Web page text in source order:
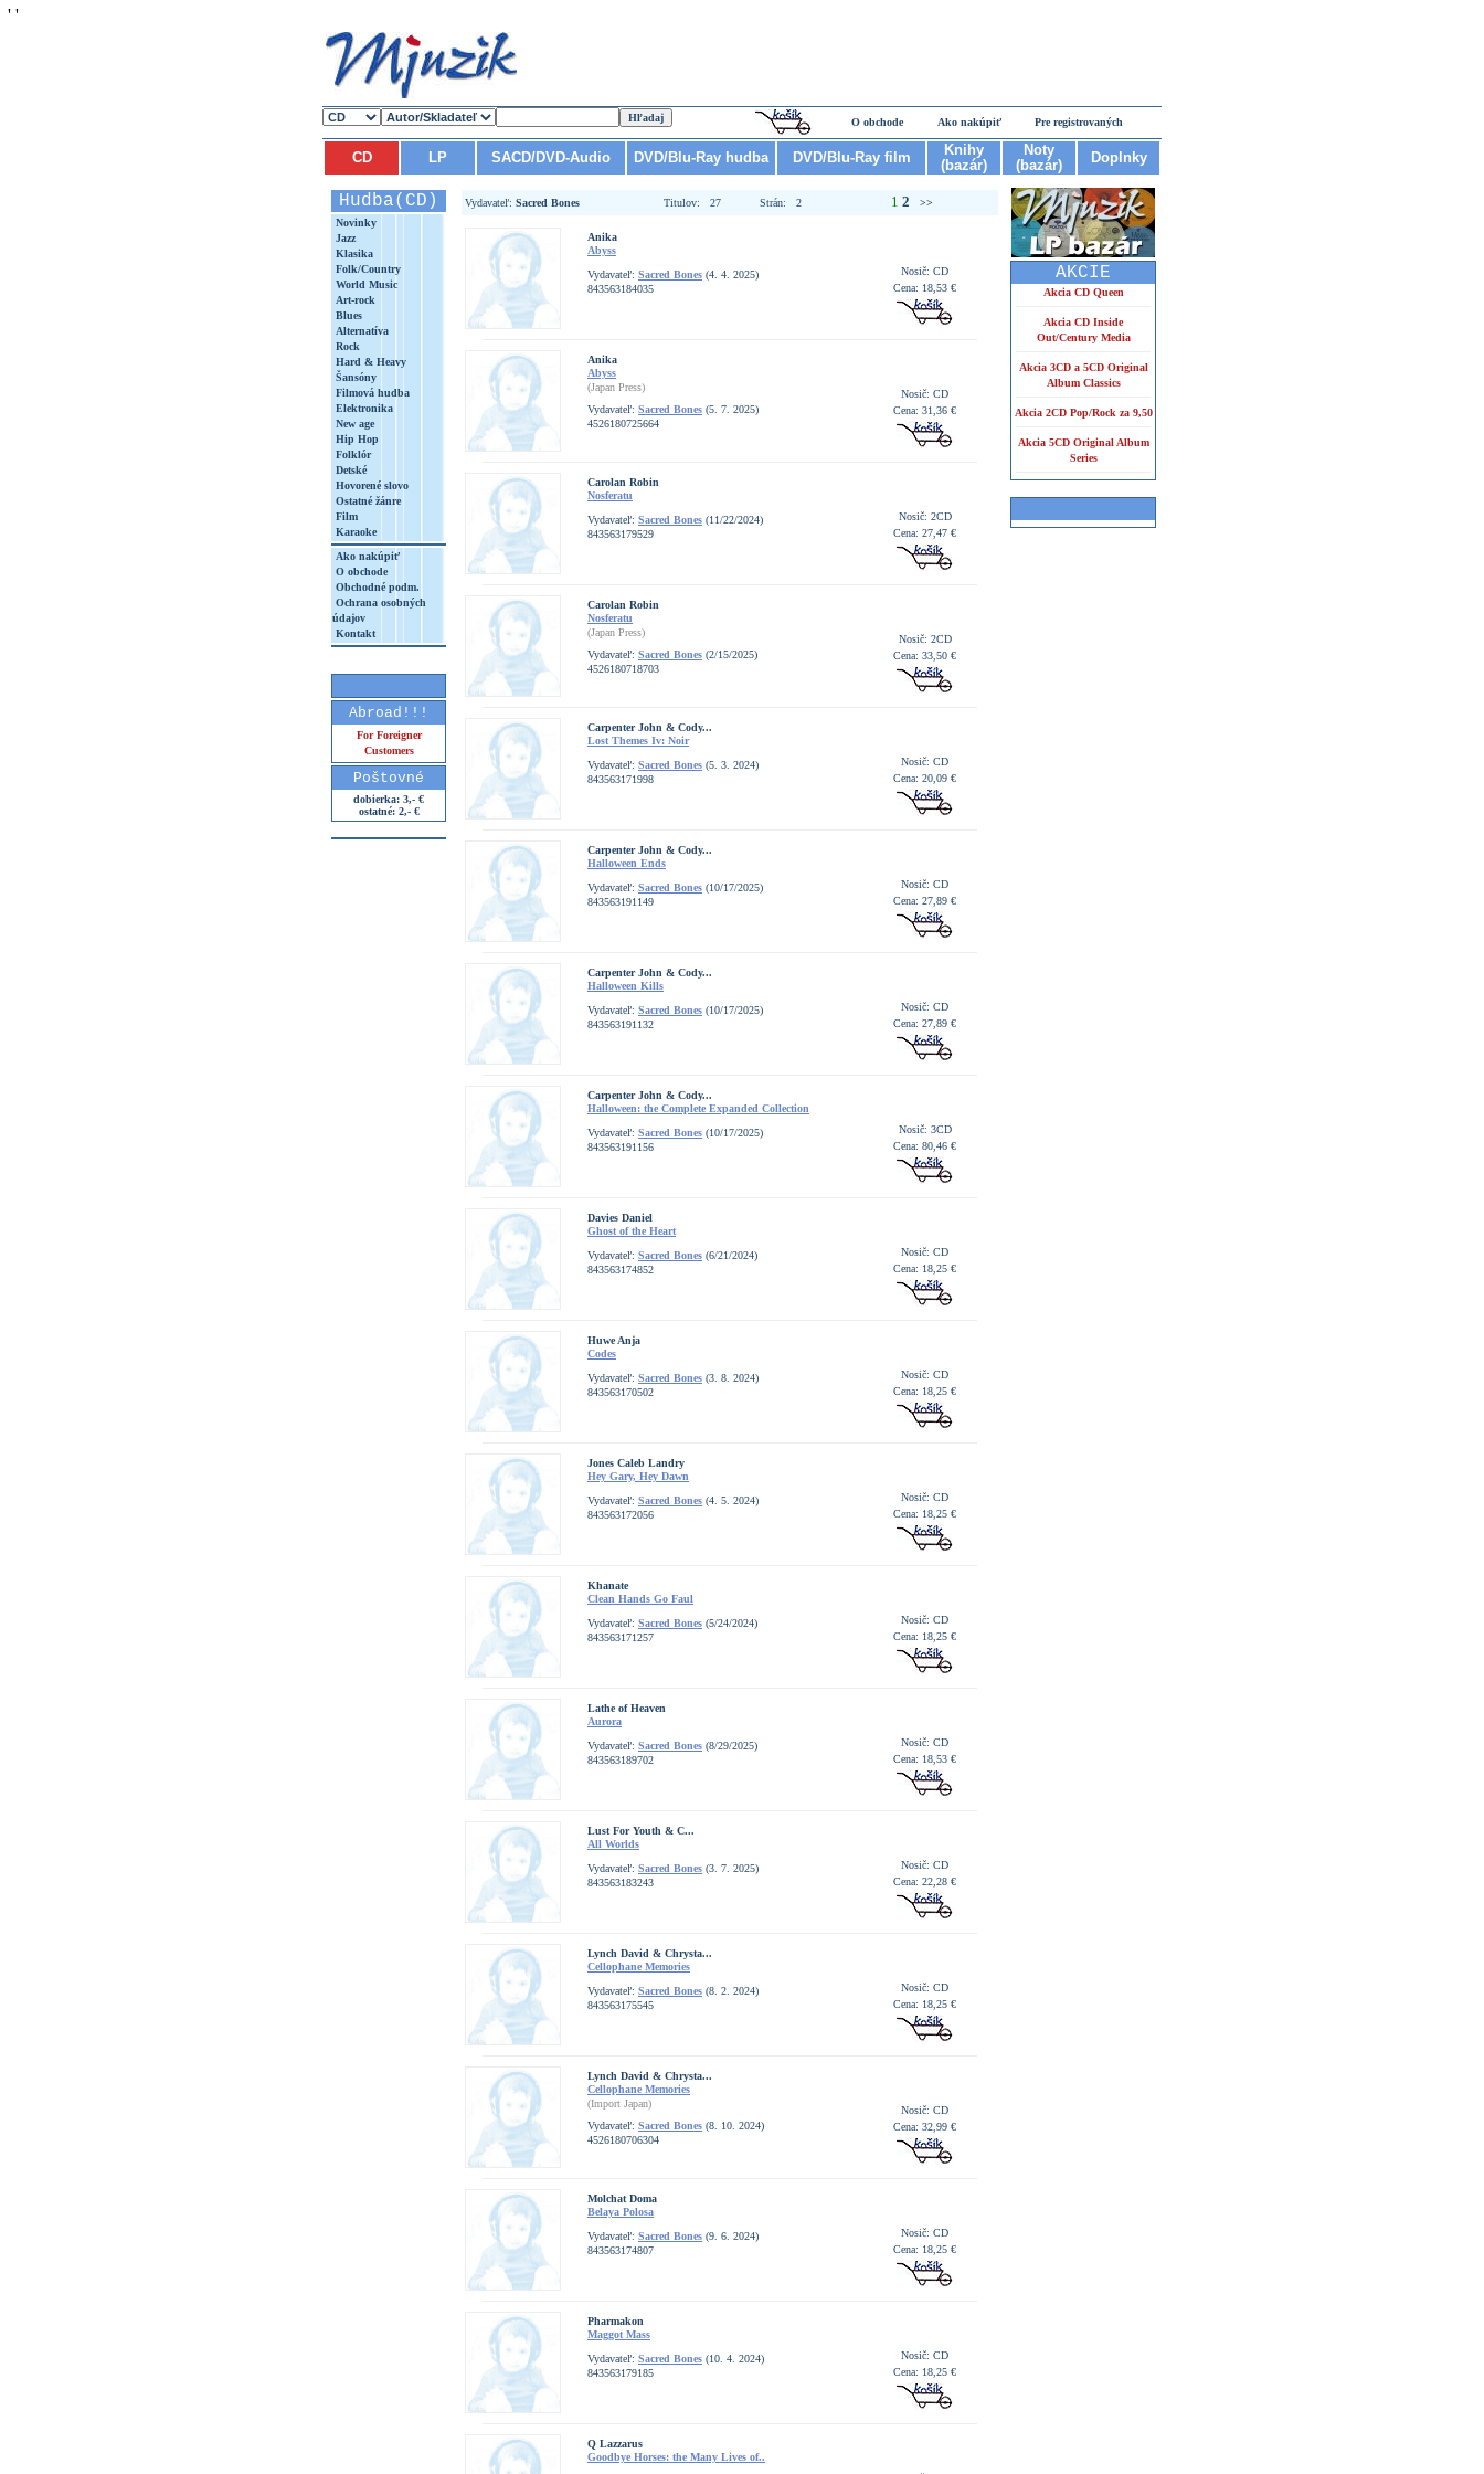
' '
O obchode Ako nakúpiť Pre registrovaných
CD LP SACD/DVD-Audio DVD/Blu-Ray hudba DVD/Blu-Ray film
Knihy
(bazár)
Noty
(bazár)
Doplnky
Hudba(CD)
Novinky
Jazz
Klasika
Folk/Country
World Music
Art-rock
Blues
Alternatíva
Rock
Hard & Heavy
Šansóny
Filmová hudba
Elektronika
New age
Hip Hop
Folklór
Detské
Hovorené slovo
Ostatné žánre
Film
Karaoke
Ako nakúpiť
O obchode
Obchodné podm.
Ochrana osobných
údajov
Kontakt
Abroad!!!
For Foreigner
Customers
Poštovné
dobierka: 3,- €
ostatné: 2,- €
Vydavateľ: Sacred Bones Titulov: 27 Strán: 2 1 2 >>
Anika
Abyss
Vydavateľ: Sacred Bones (4. 4. 2025)
843563184035
Nosič: CD
Cena: 18,53 €
Anika
Abyss
(Japan Press)
Vydavateľ: Sacred Bones (5. 7. 2025)
4526180725664
Nosič: CD
Cena: 31,36 €
Carolan Robin
Nosferatu
Vydavateľ: Sacred Bones (11/22/2024)
843563179529
Nosič: 2CD
Cena: 27,47 €
Carolan Robin
Nosferatu
(Japan Press)
Vydavateľ: Sacred Bones (2/15/2025)
4526180718703
Nosič: 2CD
Cena: 33,50 €
Carpenter John & Cody...
Lost Themes Iv: Noir
Vydavateľ: Sacred Bones (5. 3. 2024)
843563171998
Nosič: CD
Cena: 20,09 €
Carpenter John & Cody...
Halloween Ends
Vydavateľ: Sacred Bones (10/17/2025)
843563191149
Nosič: CD
Cena: 27,89 €
Carpenter John & Cody...
Halloween Kills
Vydavateľ: Sacred Bones (10/17/2025)
843563191132
Nosič: CD
Cena: 27,89 €
Carpenter John & Cody...
Halloween: the Complete Expanded Collection
Vydavateľ: Sacred Bones (10/17/2025)
843563191156
Nosič: 3CD
Cena: 80,46 €
Davies Daniel
Ghost of the Heart
Vydavateľ: Sacred Bones (6/21/2024)
843563174852
Nosič: CD
Cena: 18,25 €
Huwe Anja
Codes
Vydavateľ: Sacred Bones (3. 8. 2024)
843563170502
Nosič: CD
Cena: 18,25 €
Jones Caleb Landry
Hey Gary, Hey Dawn
Vydavateľ: Sacred Bones (4. 5. 2024)
843563172056
Nosič: CD
Cena: 18,25 €
Khanate
Clean Hands Go Faul
Vydavateľ: Sacred Bones (5/24/2024)
843563171257
Nosič: CD
Cena: 18,25 €
Lathe of Heaven
Aurora
Vydavateľ: Sacred Bones (8/29/2025)
843563189702
Nosič: CD
Cena: 18,53 €
Lust For Youth & C...
All Worlds
Vydavateľ: Sacred Bones (3. 7. 2025)
843563183243
Nosič: CD
Cena: 22,28 €
Lynch David & Chrysta...
Cellophane Memories
Vydavateľ: Sacred Bones (8. 2. 2024)
843563175545
Nosič: CD
Cena: 18,25 €
Lynch David & Chrysta...
Cellophane Memories
(Import Japan)
Vydavateľ: Sacred Bones (8. 10. 2024)
4526180706304
Nosič: CD
Cena: 32,99 €
Molchat Doma
Belaya Polosa
Vydavateľ: Sacred Bones (9. 6. 2024)
843563174807
Nosič: CD
Cena: 18,25 €
Pharmakon
Maggot Mass
Vydavateľ: Sacred Bones (10. 4. 2024)
843563179185
Nosič: CD
Cena: 18,25 €
Q Lazzarus
Goodbye Horses: the Many Lives of..
AKCIE
Akcia CD Queen
Akcia CD Inside
Out/Century Media
Akcia 3CD a 5CD Original
Album Classics
Akcia 2CD Pop/Rock za 9,50
Akcia 5CD Original Album
Series